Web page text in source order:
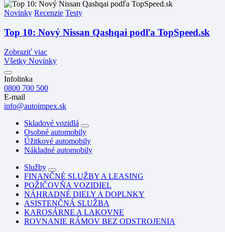
Novinky Recenzie Testy
Top 10: Nový Nissan Qashqai podľa TopSpeed.sk
Zobraziť viac
Všetky Novinky
Infolinka
0800 700 500
E-mail
info@autoimpex.sk
Skladové vozidlá
Osobné automobily
Úžitkové automobily
Nákladné automobily
Služby
FINANČNÉ SLUŽBY A LEASING
POŽIČOVŇA VOZIDIEL
NÁHRADNÉ DIELY A DOPLNKY
ASISTENČNÁ SLUŽBA
KAROSÁRNE A LAKOVNE
ROVNANIE RÁMOV BEZ ODSTROJENIA